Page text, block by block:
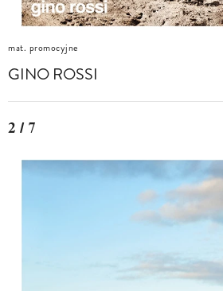
mat. promocyjne
GINO ROSSI
2 / 7